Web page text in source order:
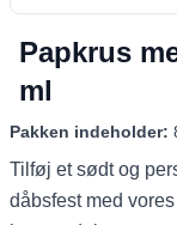
Papkrus
ml
Pakken indeholder:
Tilføj et sødt og
dåbsfest med